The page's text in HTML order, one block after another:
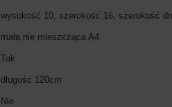
wysokość 10, szerokość 16, szerokość
mała nie mieszcząca A4
Tak
długość 120cm
Nie